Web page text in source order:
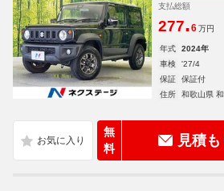
支払総額
277.6 万円
年式 2024年
車検
'27/4
保証
保証付
住所
和歌山県
無
料
見積